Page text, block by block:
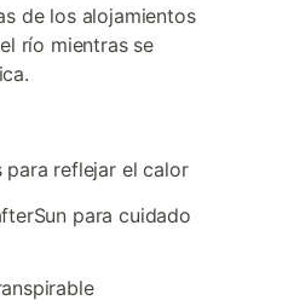
de los alojamientos
río mientras se
reflejar el calor
para cuidado